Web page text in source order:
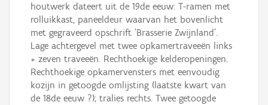
houtwerk dateert uit de 19de eeuw: T-ramen met
rolluikkast, paneeldeur waarvan het bovenlicht
met gegraveerd opschrift 'Brasserie Zwijnland'.
Lage achtergevel met twee opkamertraveeën links
+ zeven traveeën. Rechthoekige kelderopeningen.
Rechthoekige opkamervensters met eenvoudig
kozijn in getoogde omlijsting (laatste kwart van
de 18de eeuw ?); tralies rechts. Twee getoogde